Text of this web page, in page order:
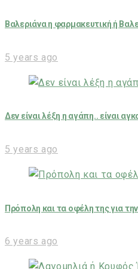
Βαλεριάνα η φαρμακευτική ή
5 years ago
Δεν είναι λέξη η αγάπη.. είναι
5 years ago
Πρόπολη και τα οφέλη της για
6 years ago